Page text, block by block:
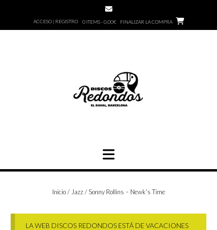
ACCESO | REGISTRO 0 ITEMS - 0,00€ FINALIZAR LA COMPRA
Inicio/ Jazz/ Sonny Rollins – Newk’s Time
LA WEB DISCOS REDONDOS ESTÁ DE VACACIONES